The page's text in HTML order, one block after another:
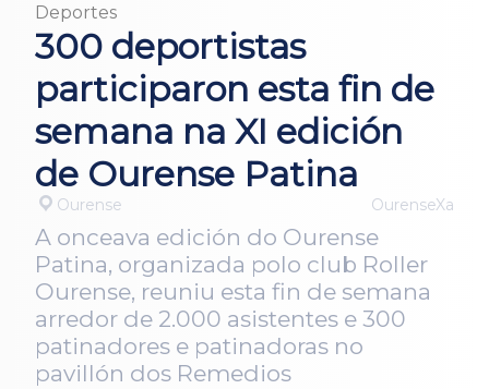
Deportes
300 deportistas
participaron esta fin de
semana na XI edición
de Ourense Patina
Ourense OurenseXa
A onceava edición do Ourense
Patina, organizada polo club Roller
Ourense, reuniu esta fin de semana
arredor de 2.000 asistentes e 300
patinadores e patinadoras no
pavillón dos Remedios